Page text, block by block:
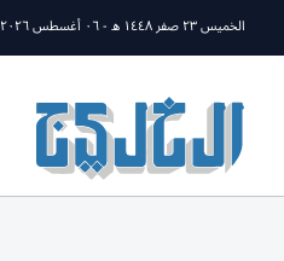
الخميس ٢٣ صفر ١٤٤٨ ه - ٠٦ أغسطس ٢٠٢٦